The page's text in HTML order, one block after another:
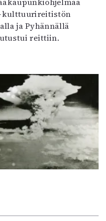
kulttuurireitistön
ja Pyhännällä
reittiin.